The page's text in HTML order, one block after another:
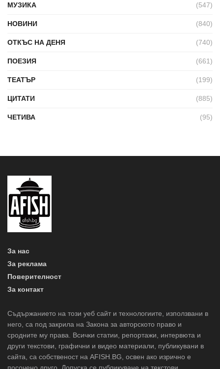
МУЗИКА (547)
НОВИНИ (840)
ОТКЪС НА ДЕНЯ (740)
ПОЕЗИЯ (661)
ТЕАТЪР (199)
ЦИТАТИ (885)
ЧЕТИВА (95)
За нас
За реклама
Поверителност
За контакт
Съдържанието на този уеб сайт и технологиите, използвани в
него, са под закрила на Закона за авторското право и
сродните му права. Всички статии, репортажи, интервюта и
други текстови, графични и видео материали, публикувани в
сайта, са собственост на AFISH.BG, освен ако изрично е
посочено друго. Допуска се публикуване на текстови